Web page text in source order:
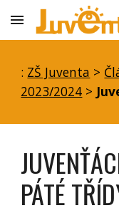
Skip to main content
: ZŠ Juventa >
2023/2024 >
PÁTÉ